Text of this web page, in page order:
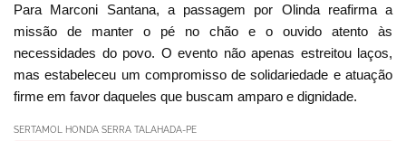
Para Marconi Santana, a passagem por Olinda reafirma a
missão de manter o pé no chão e o ouvido atento às
necessidades do povo. O evento não apenas estreitou laços,
mas estabeleceu um compromisso de solidariedade e atuação
firme em favor daqueles que buscam amparo e dignidade.
SERTAMOL HONDA SERRA TALAHADA-PE